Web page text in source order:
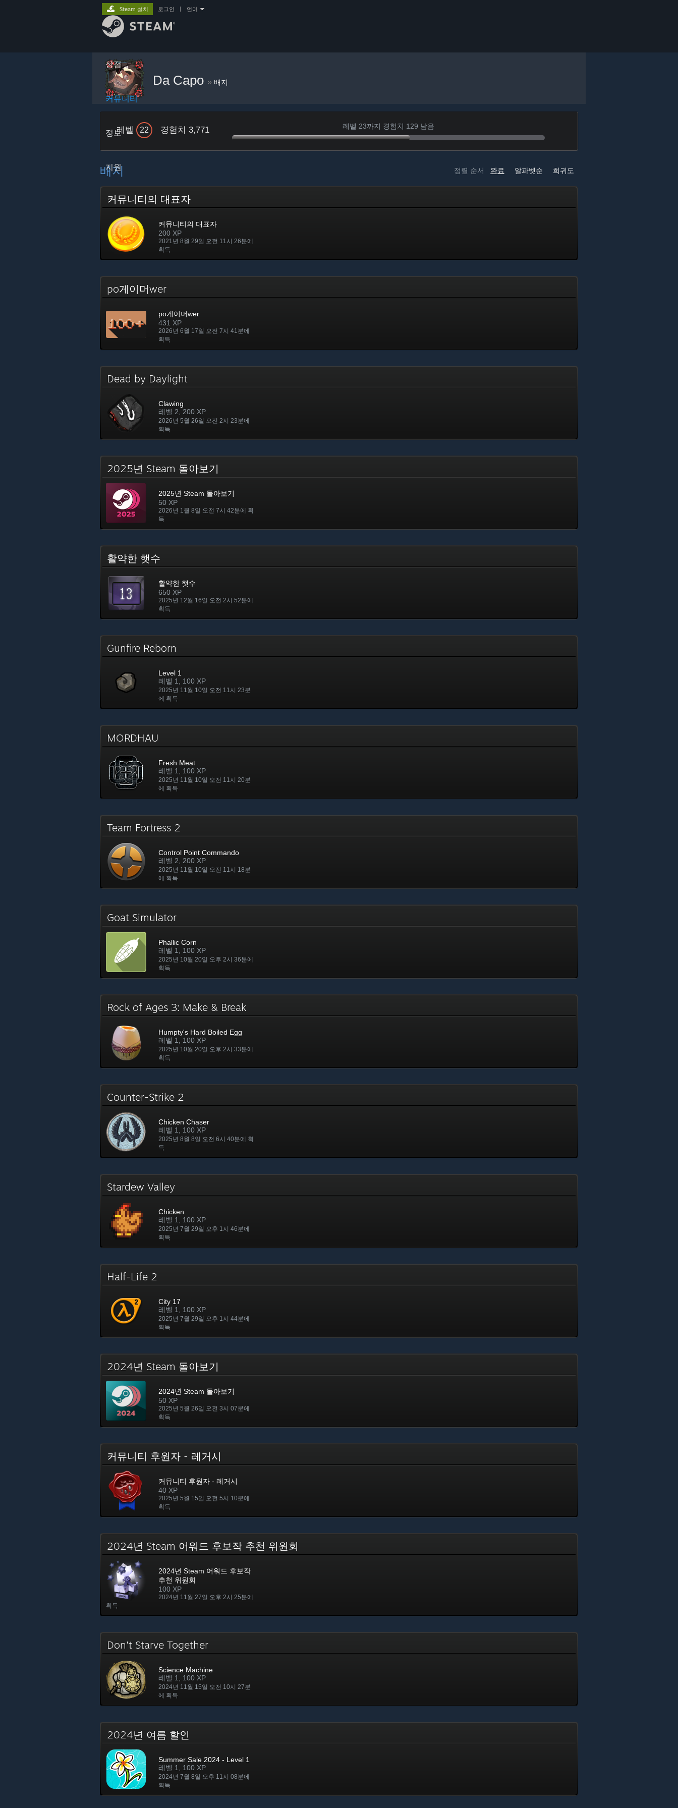
상점
커뮤니티
정보
지원
Steam 설치 로그인 언어
Da Capo » 배지
레벨 22 경험치 3,771 레벨 23까지 경험치 129 남음
정렬 순서 완료 알파벳순 희귀도
배지
커뮤니티의 대표자
커뮤니티의 대표자
200 XP
2021년 8월 29일 오전 11시 26분에
획득
po게이머wer
po게이머wer
431 XP
2026년 6월 17일 오전 7시 41분에
획득
Dead by Daylight
Clawing
레벨 2, 200 XP
2026년 5월 26일 오전 2시 23분에
획득
2025년 Steam 돌아보기
2025년 Steam 돌아보기
50 XP
2026년 1월 8일 오전 7시 42분에 획
득
활약한 햇수
활약한 햇수
650 XP
2025년 12월 16일 오전 2시 52분에
획득
Gunfire Reborn
Level 1
레벨 1, 100 XP
2025년 11월 10일 오전 11시 23분
에 획득
MORDHAU
Fresh Meat
레벨 1, 100 XP
2025년 11월 10일 오전 11시 20분
에 획득
Team Fortress 2
Control Point Commando
레벨 2, 200 XP
2025년 11월 10일 오전 11시 18분
에 획득
Goat Simulator
Phallic Corn
레벨 1, 100 XP
2025년 10월 20일 오후 2시 36분에
획득
Rock of Ages 3: Make & Break
Humpty's Hard Boiled Egg
레벨 1, 100 XP
2025년 10월 20일 오후 2시 33분에
획득
Counter-Strike 2
Chicken Chaser
레벨 1, 100 XP
2025년 8월 8일 오전 6시 40분에 획
득
Stardew Valley
Chicken
레벨 1, 100 XP
2025년 7월 29일 오후 1시 46분에
획득
Half-Life 2
City 17
레벨 1, 100 XP
2025년 7월 29일 오후 1시 44분에
획득
2024년 Steam 돌아보기
2024년 Steam 돌아보기
50 XP
2025년 5월 26일 오전 3시 07분에
획득
커뮤니티 후원자 - 레거시
커뮤니티 후원자 - 레거시
40 XP
2025년 5월 15일 오전 5시 10분에
획득
2024년 Steam 어워드 후보작 추천 위원회
2024년 Steam 어워드 후보작
추천 위원회
100 XP
2024년 11월 27일 오후 2시 25분에
획득
Don't Starve Together
Science Machine
레벨 1, 100 XP
2024년 11월 15일 오전 10시 27분
에 획득
2024년 여름 할인
Summer Sale 2024 - Level 1
레벨 1, 100 XP
2024년 7월 8일 오후 11시 08분에
획득